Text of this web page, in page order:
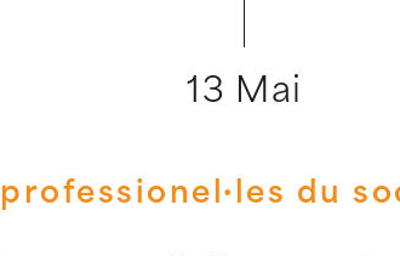
13 Mai
professionel· l es du